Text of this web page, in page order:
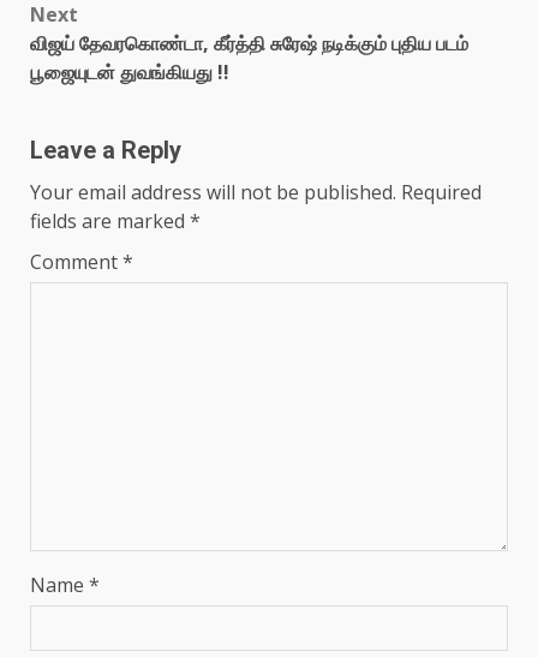
Next
விஜய் தேவரகொண்டா, கீர்த்தி சுரேஷ் நடிக்கும் புதிய படம்
பூஜையுடன் துவங்கியது !!
Leave a Reply
Your email address will not be published. Required
fields are marked *
Comment*
Name *